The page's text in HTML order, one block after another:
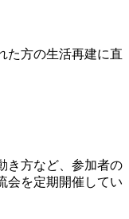
た方の生活再建に直
き方など、参加者の
会を定期開催してい